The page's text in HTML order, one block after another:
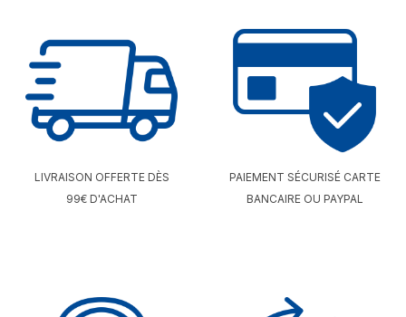
LIVRAISON OFFERTE DÈS
99€ D'ACHAT
PAIEMENT SÉCURISÉ CARTE
BANCAIRE OU PAYPAL